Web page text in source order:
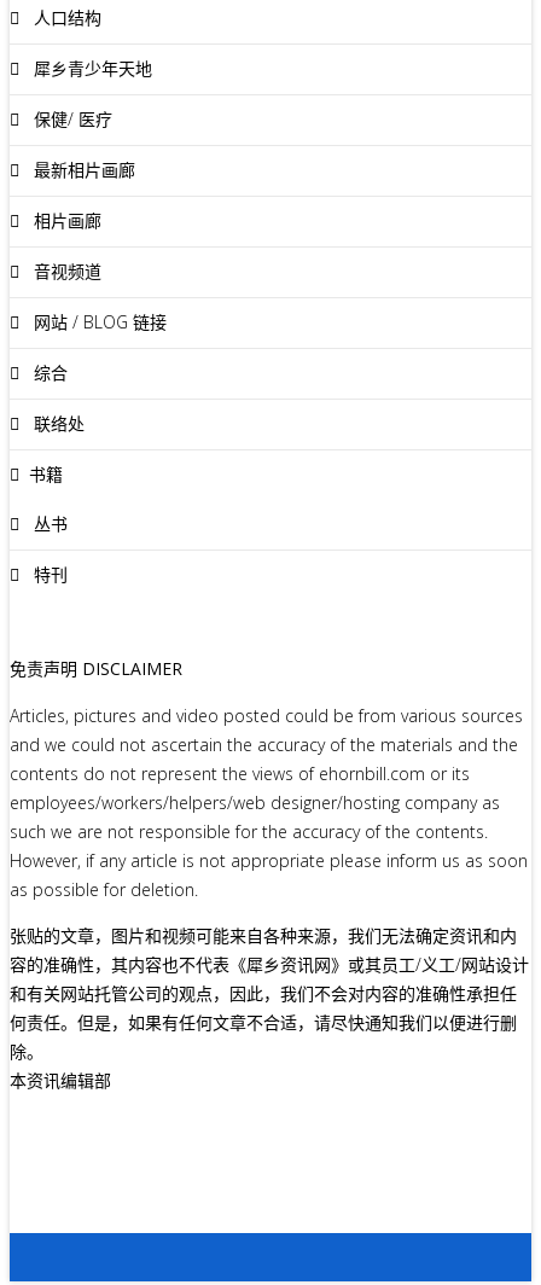
人口结构
犀乡青少年天地
保健/ 医疗
最新相片画廊
相片画廊
音视频道
网站 / BLOG 链接
综合
联络处
书籍
丛书
特刊
免责声明 DISCLAIMER
Articles, pictures and video posted could be from various sources
and we could not ascertain the accuracy of the materials and the
contents do not represent the views of ehornbill.com or its
employees/workers/helpers/web designer/hosting company as
such we are not responsible for the accuracy of the contents.
However, if any article is not appropriate please inform us as soon
as possible for deletion.
张贴的文章，图片和视频可能来自各种来源，我们无法确定资讯和内
容的准确性，其内容也不代表《犀乡资讯网》或其员工/义工/网站设计
和有关网站托管公司的观点，因此，我们不会对内容的准确性承担任
何责任。但是，如果有任何文章不合适，请尽快通知我们以便进行删
除。
本资讯编辑部